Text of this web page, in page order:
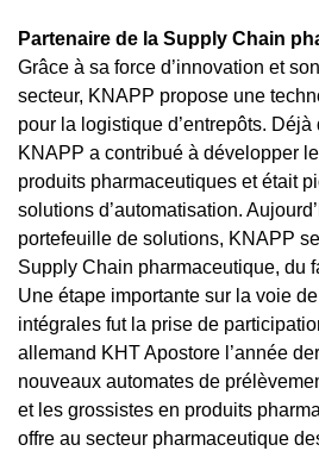
Partenaire de la Supply Chain
Grâce à sa force d’innovation et
secteur, KNAPP propose une
pour la logistique d’entrepôts.
KNAPP a contribué à développer
produits pharmaceutiques et était
solutions d’automatisation.
portefeuille de solutions, KNAPP
Supply Chain pharmaceutique, du
Une étape importante sur la voie
intégrales fut la prise de
allemand KHT Apostore l’année
nouveaux automates de
et les grossistes en produits
offre au secteur pharmaceutique